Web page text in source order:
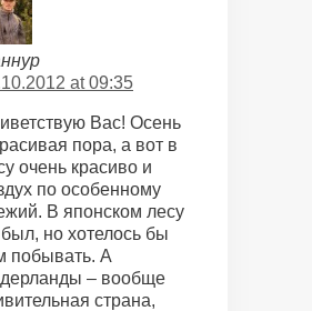
at 09:35
Вас! Осень
пора, а вот в
очень красиво и
по особенному
В японском лесу
но хотелось бы
побывать. А
– вообще
страна,